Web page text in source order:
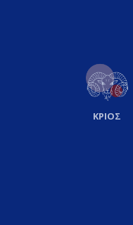
ΚΡΙΟΣ